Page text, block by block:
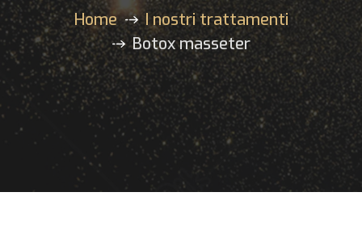
Home
I nostri trattamenti
Botox masseter